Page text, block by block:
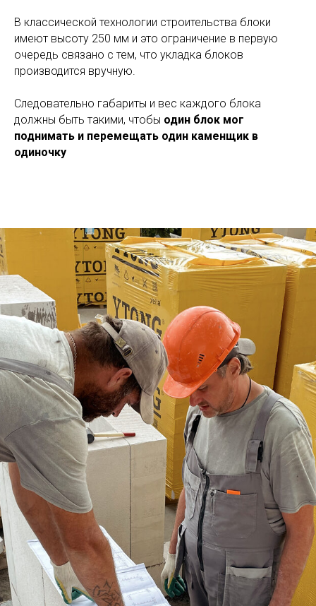
В классической технологии строительства блоки
имеют высоту 250 мм и это ограничение в первую
очередь связано с тем, что укладка блоков
производится вручную.
Следовательно габариты и вес каждого блока
должны быть такими, чтобы один блок мог
поднимать и перемещать один каменщик в
одиночку